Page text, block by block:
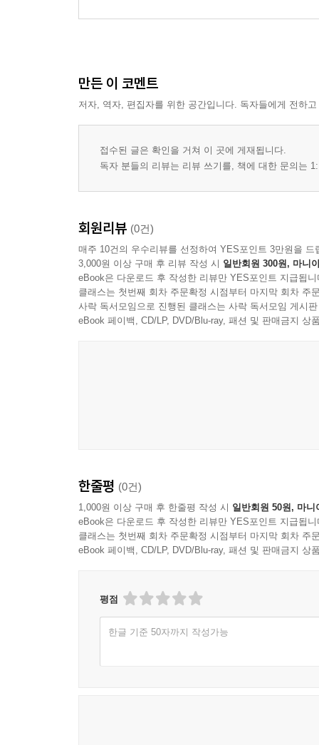
만든 이 코멘트
저자, 역자, 편집자를 위한 공간입니다. 독자들에게 전하
접수된 글은 확인을 거쳐 이 곳에 게재됩니다.
독자 분들의 리뷰는 리뷰 쓰기를, 책에 대한 문의는
회원리뷰 (0건)
매주 10건의 우수리뷰를 선정하여 YES포인트 3만원을 드
3,000원 이상 구매 후 리뷰 작성 시 일반회원 300원, 마니
eBook은 다운로드 후 작성한 리뷰만 YES포인트 지급됩니
클래스는 첫번째 회차 주문확정 시점부터 마지막 회차 주
사락 독서모임으로 진행된 클래스는 사락 독서모임 게시
eBook 페이백, CD/LP, DVD/Blu-ray, 패션 및 판매금지 상
한줄평 (0건)
1,000원 이상 구매 후 한줄평 작성 시 일반회원 50원, 마니
eBook은 다운로드 후 작성한 리뷰만 YES포인트 지급됩니
클래스는 첫번째 회차 주문확정 시점부터 마지막 회차 주
eBook 페이백, CD/LP, DVD/Blu-ray, 패션 및 판매금지 상
평점
한글 기준 50자까지 작성가능